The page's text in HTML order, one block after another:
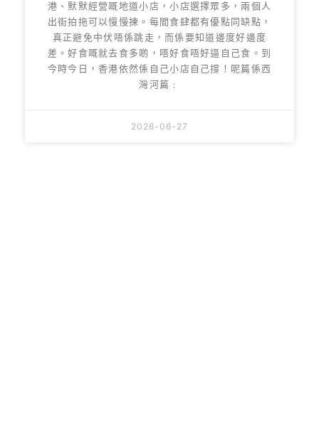
港、默默經營嘅地道小店，小店選擇眾多，兩個人
出街拍拖可以慢慢揀。每間食肆都有優點同缺點，
真正避免中伏唔係跳走，而係要知道邊度好邊度
差。好食嘅就去食多啲，唔好食唔好逼自己食。到
今時今日，香港依然係自己小店自己撐！呢篇係西
灣河篇﹕
2026-06-27